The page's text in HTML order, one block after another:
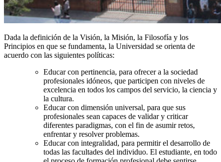
Dada la definición de la Visión, la Misión, la Filosofía y los
Principios en que se fundamenta, la Universidad se orienta de
acuerdo con las siguientes políticas:
Educar con pertinencia, para ofrecer a la sociedad
profesionales idóneos, que participen con niveles de
excelencia en todos los campos del servicio, la ciencia y
la cultura.
Educar con dimensión universal, para que sus
profesionales sean capaces de validar y criticar
diferentes paradigmas, con el fin de asumir retos,
enfrentar y resolver problemas.
Educar con integralidad, para permitir el desarrollo de
todas las facultades del individuo. El estudiante, en todo